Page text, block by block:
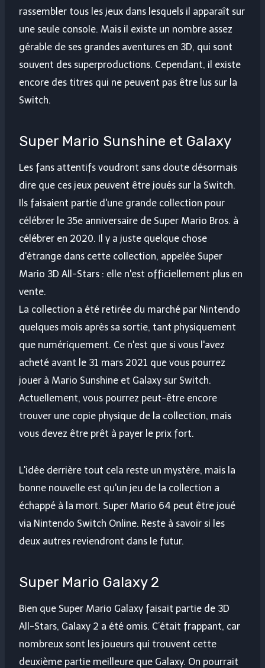
rassembler tous les jeux dans lesquels il apparaît sur
une seule console. Mais il existe un nombre assez
gérable de ses grandes aventures en 3D, qui sont
souvent des superproductions. Cependant, il existe
encore des titres qui ne peuvent pas être lus sur la
Switch.
Super Mario Sunshine et Galaxy
Les fans attentifs voudront sans doute désormais
dire que ces jeux peuvent être joués sur la Switch.
Ils faisaient partie d'une grande collection pour
célébrer le 35e anniversaire de Super Mario Bros. à
célébrer en 2020. Il y a juste quelque chose
d'étrange dans cette collection, appelée Super
Mario 3D All-Stars : elle n'est officiellement plus en
vente.
La collection a été retirée du marché par Nintendo
quelques mois après sa sortie, tant physiquement
que numériquement. Ce n'est que si vous l'avez
acheté avant le 31 mars 2021 que vous pourrez
jouer à Mario Sunshine et Galaxy sur Switch.
Actuellement, vous pourrez peut-être encore
trouver une copie physique de la collection, mais
vous devez être prêt à payer le prix fort.
L'idée derrière tout cela reste un mystère, mais la
bonne nouvelle est qu'un jeu de la collection a
échappé à la mort. Super Mario 64 peut être joué
via Nintendo Switch Online. Reste à savoir si les
deux autres reviendront dans le futur.
Super Mario Galaxy 2
Bien que Super Mario Galaxy faisait partie de 3D
All-Stars, Galaxy 2 a été omis. C’était frappant, car
nombreux sont les joueurs qui trouvent cette
deuxième partie meilleure que Galaxy. On pourrait